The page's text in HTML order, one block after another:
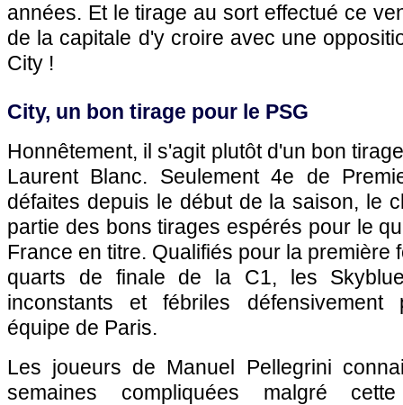
années. Et le tirage au sort effectué ce
de la capitale d'y croire avec une
City !
City, un bon tirage pour le PSG
Honnêtement, il s'agit plutôt d'un bon
Laurent Blanc. Seulement 4e de
défaites depuis le début de la saison, le
partie des bons tirages espérés pour le
France en titre. Qualifiés pour la première
quarts de finale de la C1, les
inconstants et fébriles défensivement
équipe de Paris.
Les joueurs de Manuel Pellegrini
semaines compliquées malgré